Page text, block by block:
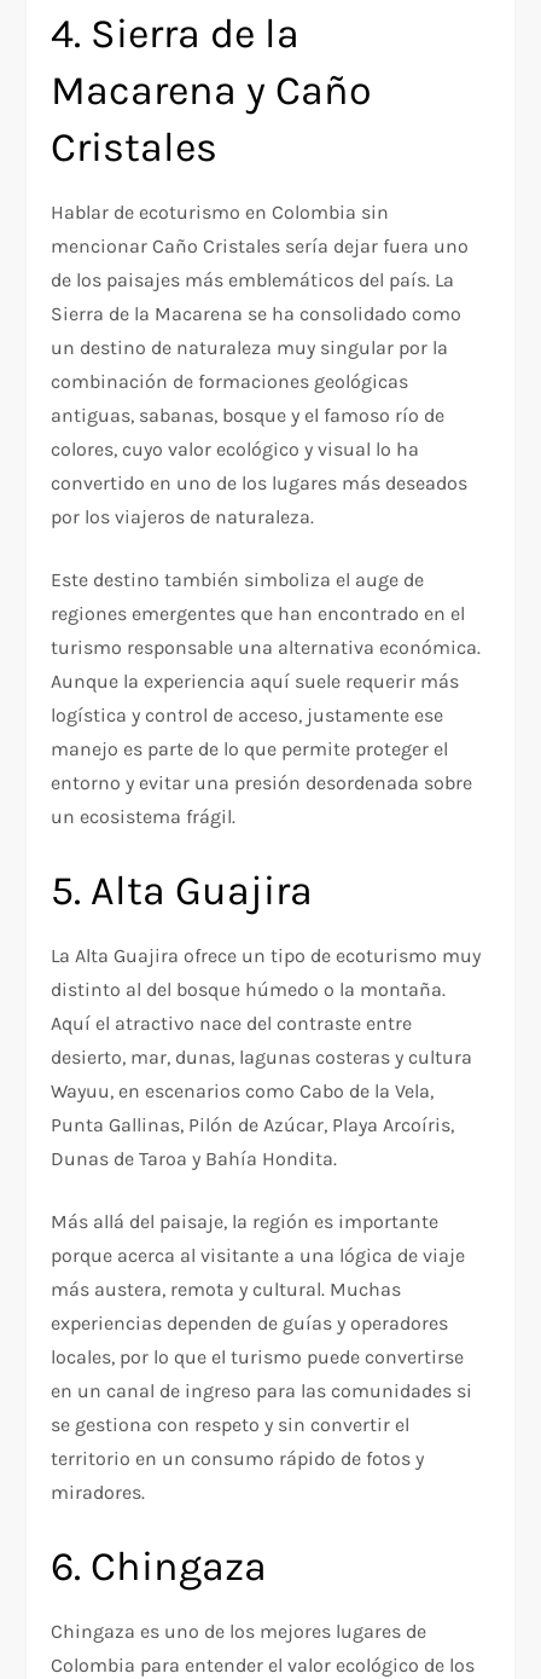
4. Sierra de la
Macarena y Caño
Cristales
Hablar de ecoturismo en Colombia sin
mencionar Caño Cristales sería dejar fuera uno
de los paisajes más emblemáticos del país. La
Sierra de la Macarena se ha consolidado como
un destino de naturaleza muy singular por la
combinación de formaciones geológicas
antiguas, sabanas, bosque y el famoso río de
colores, cuyo valor ecológico y visual lo ha
convertido en uno de los lugares más deseados
por los viajeros de naturaleza.
Este destino también simboliza el auge de
regiones emergentes que han encontrado en el
turismo responsable una alternativa económica.
Aunque la experiencia aquí suele requerir más
logística y control de acceso, justamente ese
manejo es parte de lo que permite proteger el
entorno y evitar una presión desordenada sobre
un ecosistema frágil.
5. Alta Guajira
La Alta Guajira ofrece un tipo de ecoturismo muy
distinto al del bosque húmedo o la montaña.
Aquí el atractivo nace del contraste entre
desierto, mar, dunas, lagunas costeras y cultura
Wayuu, en escenarios como Cabo de la Vela,
Punta Gallinas, Pilón de Azúcar, Playa Arcoíris,
Dunas de Taroa y Bahía Hondita.
Más allá del paisaje, la región es importante
porque acerca al visitante a una lógica de viaje
más austera, remota y cultural. Muchas
experiencias dependen de guías y operadores
locales, por lo que el turismo puede convertirse
en un canal de ingreso para las comunidades si
se gestiona con respeto y sin convertir el
territorio en un consumo rápido de fotos y
miradores.
6. Chingaza
Chingaza es uno de los mejores lugares de
Colombia para entender el valor ecológico de los